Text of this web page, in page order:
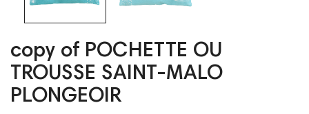
copy of POCHETTE OU
TROUSSE SAINT-MALO
PLONGEOIR